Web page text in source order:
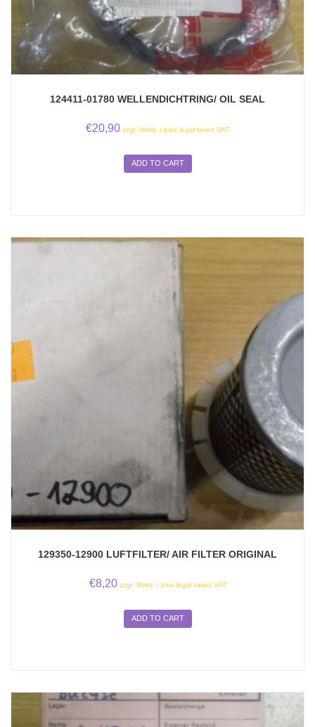
124411-01780 WELLENDICHTRING/ OIL SEAL
€20,90 zzgl. Mwst. / plus legal taxes VAT
ADD TO CART
129350-12900 LUFTFILTER/ AIR FILTER ORIGINAL
€8,20 zzgl. Mwst. / plus legal taxes VAT
ADD TO CART